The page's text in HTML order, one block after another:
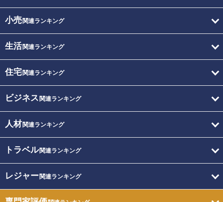
小売関連ランキング
生活関連ランキング
住宅関連ランキング
ビジネス 関連ランキング
人材関連ランキング
トラベル関連ランキング
レジャー関連ランキング